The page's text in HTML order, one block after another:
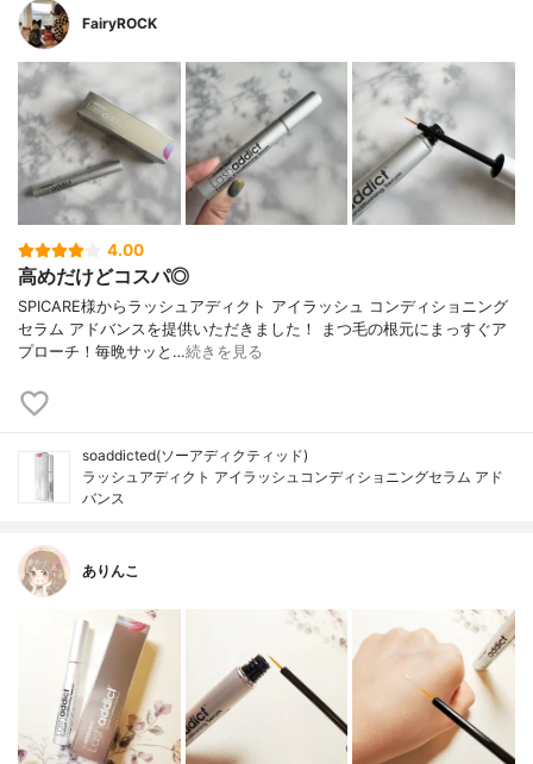
FairyROCK
4.00
高めだけどコスパ◎
SPICARE様からラッシュアディクト アイラッシュ コンディショニング
セラム アドバンスを提供いただきました！ まつ毛の根元にまっすぐア
プローチ！毎晩サッと…続きを見る
soaddicted(ソーアディクティッド)
ラッシュアディクト アイラッシュコンディショニングセラム アド
バンス
ありんこ